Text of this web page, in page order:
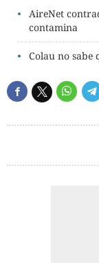
AireNet
contamina
Colau no sabe